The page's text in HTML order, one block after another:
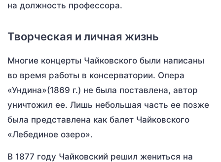
на должность профессора.
Творческая и личная жизнь
Многие концерты Чайковского были написаны
во время работы в консерватории. Опера
«Ундина»(1869 г.) не была поставлена, автор
уничтожил ее. Лишь небольшая часть ее позже
была представлена как балет Чайковского
«Лебединое озеро».
В 1877 году Чайковский решил жениться на